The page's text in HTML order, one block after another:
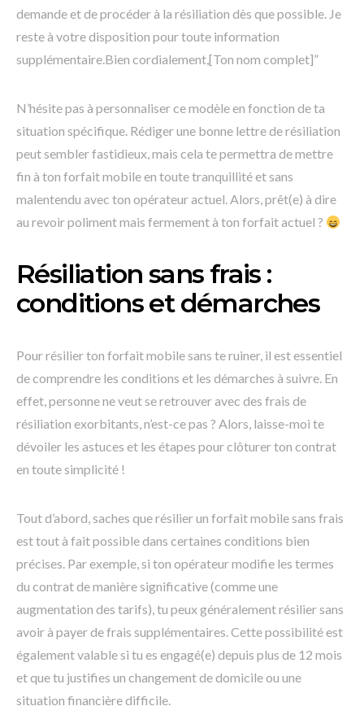
demande et de procéder à la résiliation dès que possible. Je
reste à votre disposition pour toute information
supplémentaire.Bien cordialement,[Ton nom complet]”
N’hésite pas à personnaliser ce modèle en fonction de ta
situation spécifique. Rédiger une bonne lettre de résiliation
peut sembler fastidieux, mais cela te permettra de mettre
fin à ton forfait mobile en toute tranquillité et sans
malentendu avec ton opérateur actuel. Alors, prêt(e) à dire
au revoir poliment mais fermement à ton forfait actuel ?
Résiliation sans frais :
conditions et démarches
Pour résilier ton forfait mobile sans te ruiner, il est essentiel
de comprendre les conditions et les démarches à suivre. En
effet, personne ne veut se retrouver avec des frais de
résiliation exorbitants, n’est-ce pas ? Alors, laisse-moi te
dévoiler les astuces et les étapes pour clôturer ton contrat
en toute simplicité !
Tout d’abord, saches que résilier un forfait mobile sans frais
est tout à fait possible dans certaines conditions bien
précises. Par exemple, si ton opérateur modifie les termes
du contrat de manière significative (comme une
augmentation des tarifs), tu peux généralement résilier sans
avoir à payer de frais supplémentaires. Cette possibilité est
également valable si tu es engagé(e) depuis plus de 12 mois
et que tu justifies un changement de domicile ou une
situation financière difficile.